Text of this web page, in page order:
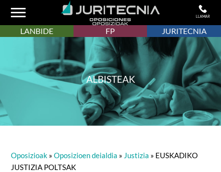
LLAMAR
LANBIDE FP JURITECNIA
ALBISTEAK
Oposizioak »Oposizioen deialdia » Justizia » EUSKADIKO
JUSTIZIA POLTSAK